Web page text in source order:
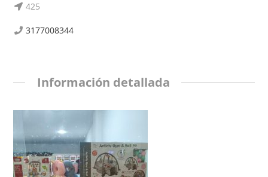
425
3177008344
Información detallada